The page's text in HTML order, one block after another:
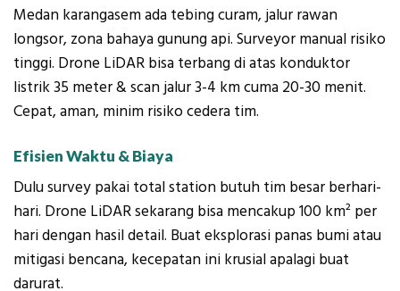
Medan karangasem ada tebing curam, jalur rawan
longsor, zona bahaya gunung api. Surveyor manual risiko
tinggi. Drone LiDAR bisa terbang di atas konduktor
listrik 35 meter & scan jalur 3-4 km cuma 20-30 menit.
Cepat, aman, minim risiko cedera tim.
Efisien Waktu & Biaya
Dulu survey pakai total station butuh tim besar berhari-
hari. Drone LiDAR sekarang bisa mencakup 100 km² per
hari dengan hasil detail. Buat eksplorasi panas bumi atau
mitigasi bencana, kecepatan ini krusial apalagi buat
darurat.